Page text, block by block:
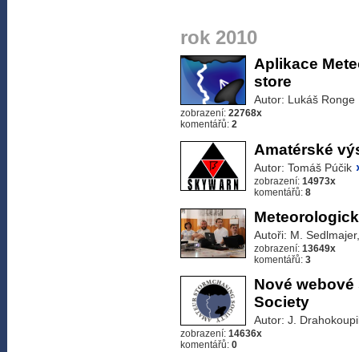
rok 2010
Aplikace
store
Autor: Lukáš Ronge
zobrazení: 22768x
komentářů: 2
Amatérské
Autor: Tomáš Púčik
zobrazení: 14973x
komentářů: 8
Autoři: M.
zobrazení: 13649x
komentářů: 3
Nové
Society
Autor: J.
zobrazení: 14636x
komentářů: 0